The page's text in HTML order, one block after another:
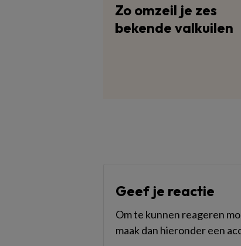
Zo omzeil je zes
bekende valkuilen
Geef je reactie
Om te kunnen reageren
maak dan hieronder een